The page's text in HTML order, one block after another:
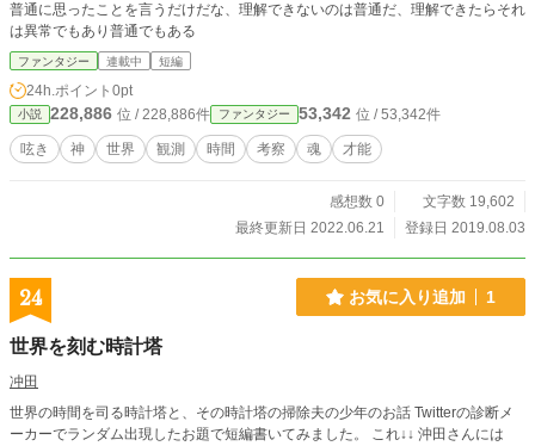
普通に思ったことを言うだけだな、理解できないのは普通だ、理解できたらそれ
は異常でもあり普通でもある
ファンタジー 連載中 短編
24h.ポイント 0pt
小説 228,886 位 / 228,886件 ファンタジー 53,342 位 / 53,342件
呟き 神 世界 観測 時間 考察 魂 才能
感想数 0
文字数 19,602
最終更新日 2022.06.21
登録日 2019.08.03
24 お気に入り追加 1
世界を刻む時計塔
冲田
世界の時間を司る時計塔と、その時計塔の掃除夫の少年のお話 Twitterの診断メ
ーカーでランダム出現したお題で短編書いてみました。 これ↓↓ 沖田さんには